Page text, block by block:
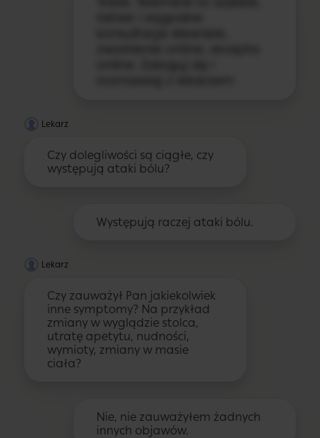
Lekarz
Czy dolegliwości są ciągłe, czy
występują ataki bólu?
Występują raczej ataki bólu.
Lekarz
Czy zauważył Pan jakiekolwiek
inne symptomy? Na przykład
zmiany w wyglądzie stolca,
utratę apetytu, nudności,
wymioty, zmiany w masie
ciała?
Nie, nie zauważyłem żadnych
innych objawów.